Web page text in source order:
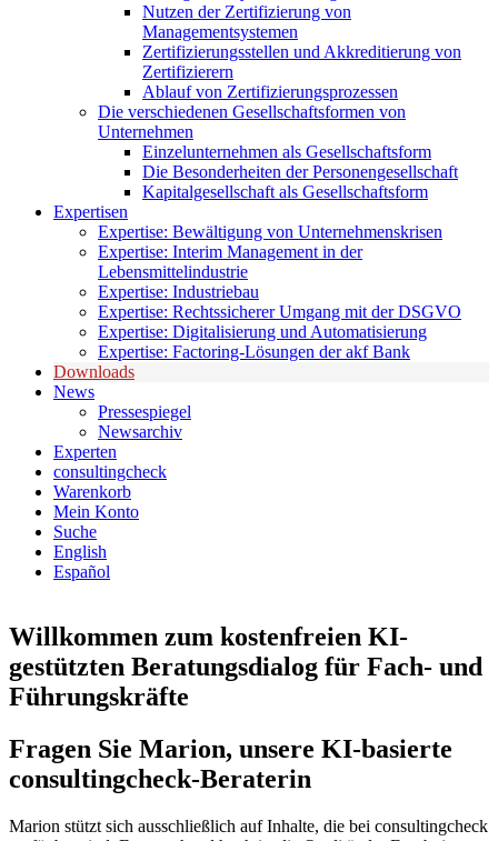
Nutzen der Zertifizierung von
Managementsystemen
Zertifizierungsstellen und Akkreditierung von
Zertifizierern
Ablauf von Zertifizierungsprozessen
Die verschiedenen Gesellschaftsformen von
Unternehmen
Einzelunternehmen als Gesellschaftsform
Die Besonderheiten der Personengesellschaft
Kapitalgesellschaft als Gesellschaftsform
Expertisen
Expertise: Bewältigung von Unternehmenskrisen
Expertise: Interim Management in der
Lebensmittelindustrie
Expertise: Industriebau
Expertise: Rechtssicherer Umgang mit der DSGVO
Expertise: Digitalisierung und Automatisierung
Expertise: Factoring-Lösungen der akf Bank
Downloads
News
Pressespiegel
Newsarchiv
Experten
consultingcheck
Warenkorb
Mein Konto
Suche
English
Español
Willkommen zum kostenfreien KI-
gestützten Beratungsdialog für Fach- und
Führungskräfte
Fragen Sie Marion, unsere KI-basierte
consultingcheck-Beraterin
Marion stützt sich ausschließlich auf Inhalte, die bei consultingcheck